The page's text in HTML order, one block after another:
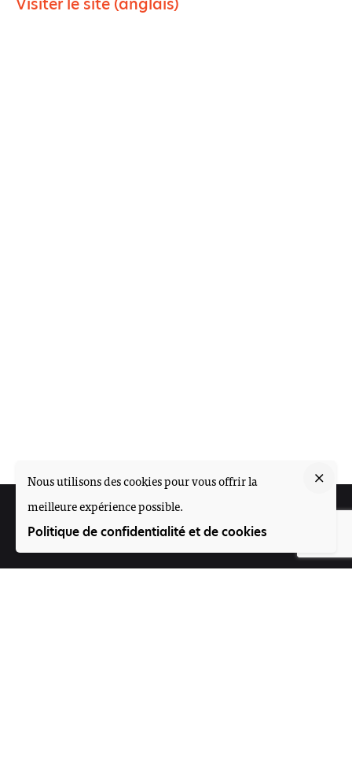
Visiter le site (anglais)
Suivez-nous
Nous utilisons des cookies pour vous offrir la
meilleure expérience possible.
Politique de confidentialité et de cookies